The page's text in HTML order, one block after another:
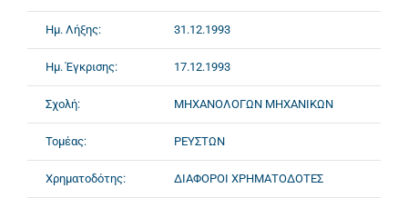
Ημ. Λήξης: 31.12.1993
Ημ. Έγκρισης: 17.12.1993
Σχολή: ΜΗΧΑΝΟΛΟΓΩΝ ΜΗΧΑΝΙΚΩΝ
Τομέας: ΡΕΥΣΤΩΝ
Χρηματοδότης: ΔΙΑΦΟΡΟΙ ΧΡΗΜΑΤΟΔΟΤΕΣ